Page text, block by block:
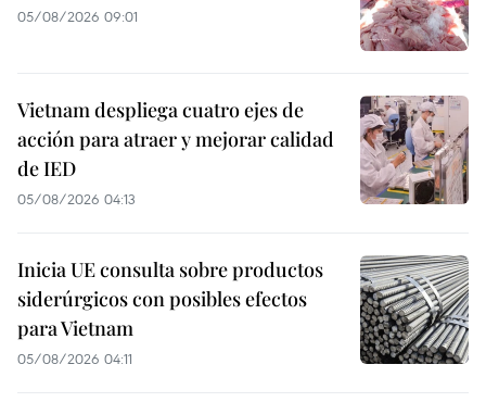
05/08/2026 09:01
Vietnam despliega cuatro ejes de
acción para atraer y mejorar calidad
de IED
05/08/2026 04:13
Inicia UE consulta sobre productos
siderúrgicos con posibles efectos
para Vietnam
05/08/2026 04:11